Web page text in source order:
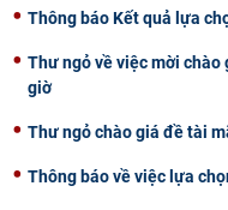
Thông báo Kết quả lựa
Thư ngỏ về việc mời
giờ
Thư ngỏ chào giá đề tài
Thông báo về việc lựa